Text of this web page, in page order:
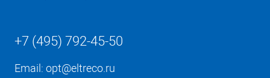
+7 (495) 792-45-50
Email: opt@eltreco.ru